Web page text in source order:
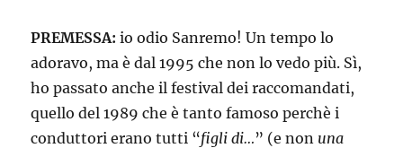
PREMESSA: io odio Sanremo! Un tempo lo
adoravo, ma è dal 1995 che non lo vedo più. Sì,
ho passato anche il festival dei raccomandati,
quello del 1989 che è tanto famoso perchè i
conduttori erano tutti “figli di…” (e non una